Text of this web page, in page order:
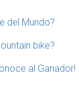
del Mundo?
bike?
al Ganador!